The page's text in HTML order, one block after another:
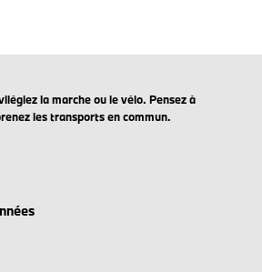
la marche ou le vélo. Pensez à
les transports en commun.